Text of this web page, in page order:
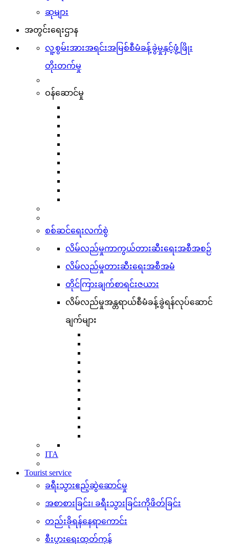
ဆုများ
အတွင်းရေးဌာန
လူ့စွမ်းအားအရင်းအမြစ်စီမံခန့်ခွဲမှုနှင့်ဖွံ့ဖြိုး
တိုးတက်မှု
ဝန်ဆောင်မှု
စစ်ဆင်ရေးလက်စွဲ
လိမ်လည်မှုကာကွယ်တားဆီးရေးအစီအစဉ်
လိမ်လည်မှုတားဆီးရေးအစီအမံ
တိုင်ကြားချက်စာရင်းဇယား
လိမ်လည်မှုအန္တရာယ်စီမံခန့်ခွဲရန်လုပ်ဆောင်
ချက်များ
ITA
Tourist service
ခရီးသွားဧည့်ဆွဲဆောင်မှု
အစာစားခြင်း၊ ခရီးသွားခြင်းကိုဖိတ်ခြင်း
တည်းခိုရန်နေရာကောင်း
စီးပွားရေးထုတ်ကုန်